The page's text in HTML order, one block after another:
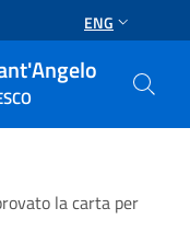
ENG
la carta per